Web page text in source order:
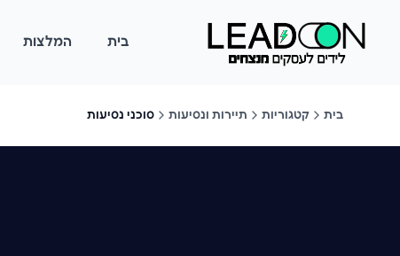
בית המלצות
בית קטגוריות תיירות ונסיעות סוכני נסיעות